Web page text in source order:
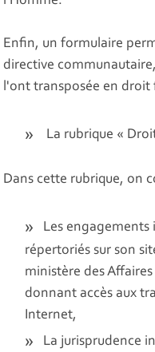
Enfin, un formulaire
directive
l'ont transposée en droit
La rubrique «
Dans cette rubrique, on
Les engagements
répertoriés sur son
ministère des
donnant accès aux
Internet,
La jurisprudence